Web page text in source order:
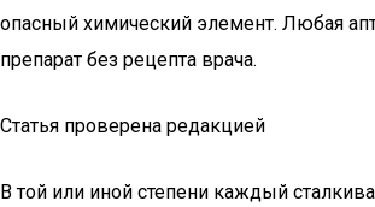
опасный химический элемент. Любая
препарат без рецепта врача.
Статья проверена редакцией
В той или иной степени каждый